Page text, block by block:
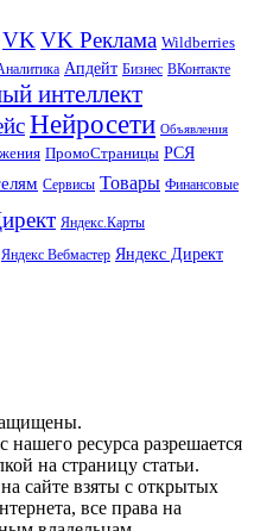
VK VK Реклама Wildberries
Апдейт Бизнес ВКонтакте
интеллект
Нейросети Объявления
ПромоСтраницы РСЯ
Сервисы Товары Финансовые
Яндекс.Карты
Яндекс Вебмастер Яндекс Директ
ресурса разрешается
на страницу статьи.
сайте взяты с открытых
все права на